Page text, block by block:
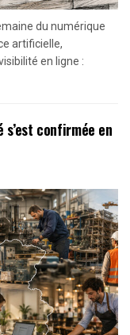
du numérique
artificielle,
en ligne :
confirmée en